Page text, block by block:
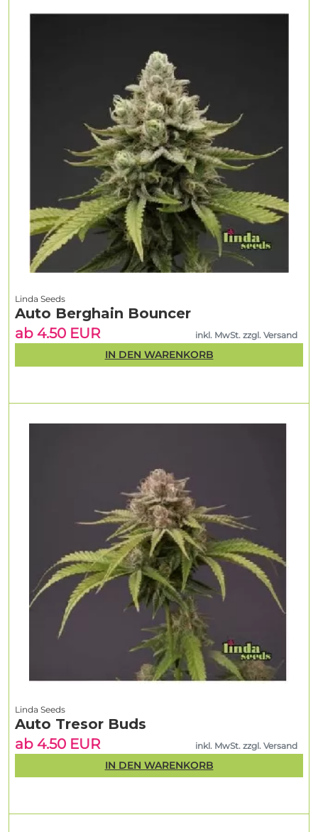
Linda Seeds
Auto Tresor Buds
ab 4.50 EUR
inkl. MwSt. zzgl. Versand
IN DEN WARENKORB
Linda Seeds
Auto Berghain Bouncer
ab 4.50 EUR
inkl. MwSt. zzgl. Versand
IN DEN WARENKORB